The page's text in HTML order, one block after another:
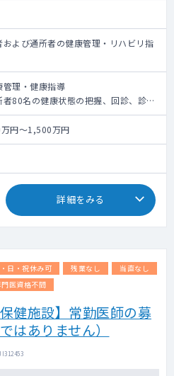
および通所者の健康管理・リハビリ指
理・健康指導
80名の健康状態の把握、回診、診
療、処方など。
ハビリ利用者登録者100名のリハビ
出席。
ハビリテーション利用者30名のリハ
議出席。
患の管理や日常的な健康管理。
管理、感染症対策
用者の看取り対応。
ール対応：時間外(勤務時間以降、ま
取り)
の状態を把握した上で主に医療職へ
的な指示。
関との連携
の治療範囲を超えて受診が必要にな
円～1,500万円
詳細をみる
日・祝休み可 残業なし
当直なし
門医資格不問
健施設】常勤医師の募
はありません）